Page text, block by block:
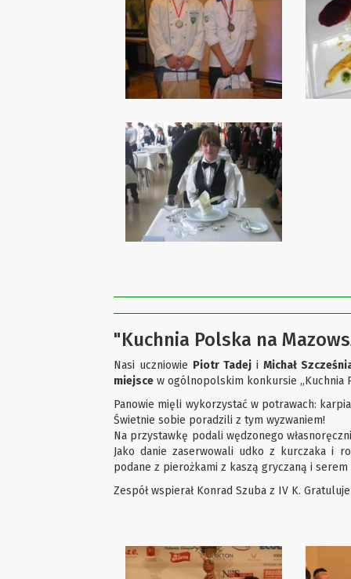
"Kuchnia Polska na
Nasi uczniowie Piotr Tadej iMichał
miejsce w ogólnopolskim konkursie „Kuchnia
Panowie mięli wykorzystać w potrawach:
Świetnie sobie poradzili z tym wyzwaniem!
Na przystawkę podali wędzonego
Jako danie zaserwowali udko z kurczaka i
podane z pierożkami z kaszą gryczaną i
Zespół wspierał Konrad Szuba z IV K.